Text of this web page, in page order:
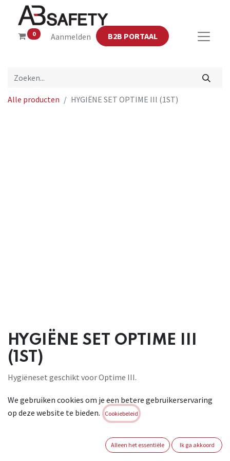
0 Aanmelden B2B PORTAAL
Alle producten HYGIËNE SET OPTIME III (1ST)
HYGIËNE SET OPTIME III
(1ST)
Hygiëneset geschikt voor Optime III.
Brand:
3M PELTOR
Login of registreer om verder te
We gebruiken cookies om je een betere gebruikerservaring
op deze website te bieden.
Cookiebeleid
Alleen het essentiële Ik ga akkoord